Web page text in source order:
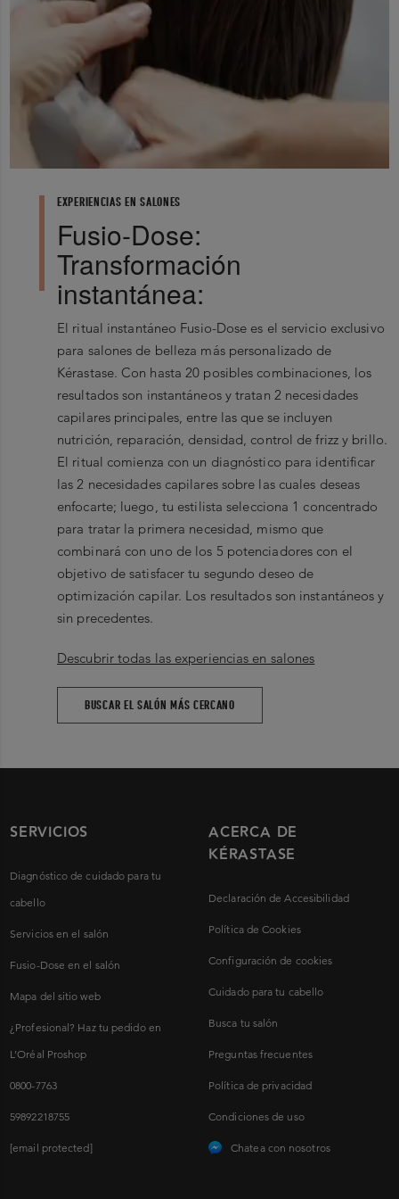
Showing 0 out of 0
Más Reciente
Filter by rating
3 Star 4 Star
5 Star
No Records Found
EXPERIENCIAS EN SALONES
Fusio-Dose:
Transformación
instantánea:
El ritual instantáneo Fusio-Dose es el servicio exclusivo
para salones de belleza más personalizado de
Kérastase. Con hasta 20 posibles combinaciones, los
resultados son instantáneos y tratan 2 necesidades
capilares principales, entre las que se incluyen
nutrición, reparación, densidad, control de frizz y brillo.
El ritual comienza con un diagnóstico para identificar
las 2 necesidades capilares sobre las cuales deseas
enfocarte; luego, tu estilista selecciona 1 concentrado
para tratar la primera necesidad, mismo que
combinará con uno de los 5 potenciadores con el
objetivo de satisfacer tu segundo deseo de
optimización capilar. Los resultados son instantáneos y
sin precedentes.
Descubrir todas las experiencias en salones
BUSCAR EL SALÓN MÁS CERCANO
SERVICIOS
Diagnóstico de cuidado para tu
cabello
Servicios en el salón
Fusio-Dose en el salón
Mapa del sitio web
¿Profesional? Haz tu pedido en
L’Oréal Proshop
0800-7763
59892218755
[email protected]
ACERCA DE
KÉRASTASE
Declaración de Accesibilidad
Política de Cookies
Configuración de cookies
Cuidado para tu cabello
Busca tu salón
Preguntas frecuentes
Política de privacidad
Condiciones de uso
Chatea con nosotros